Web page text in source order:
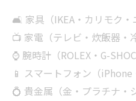
🛋 家具（IKEA・カリモク・
📺 家電（テレビ・炊飯器・
⌚ 腕時計（ROLEX・G-
📱 スマートフォン（iPhone
💍 貴金属（金・プラチナ・